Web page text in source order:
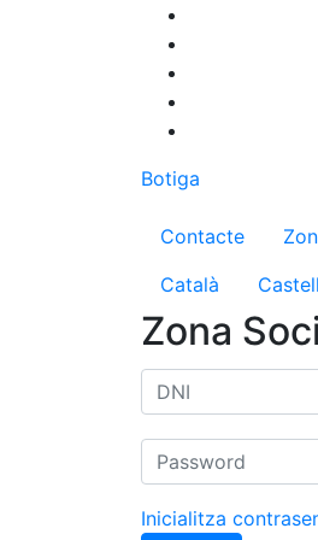
Botiga
Menú
Contacte
Català
Zona
Inicialitza